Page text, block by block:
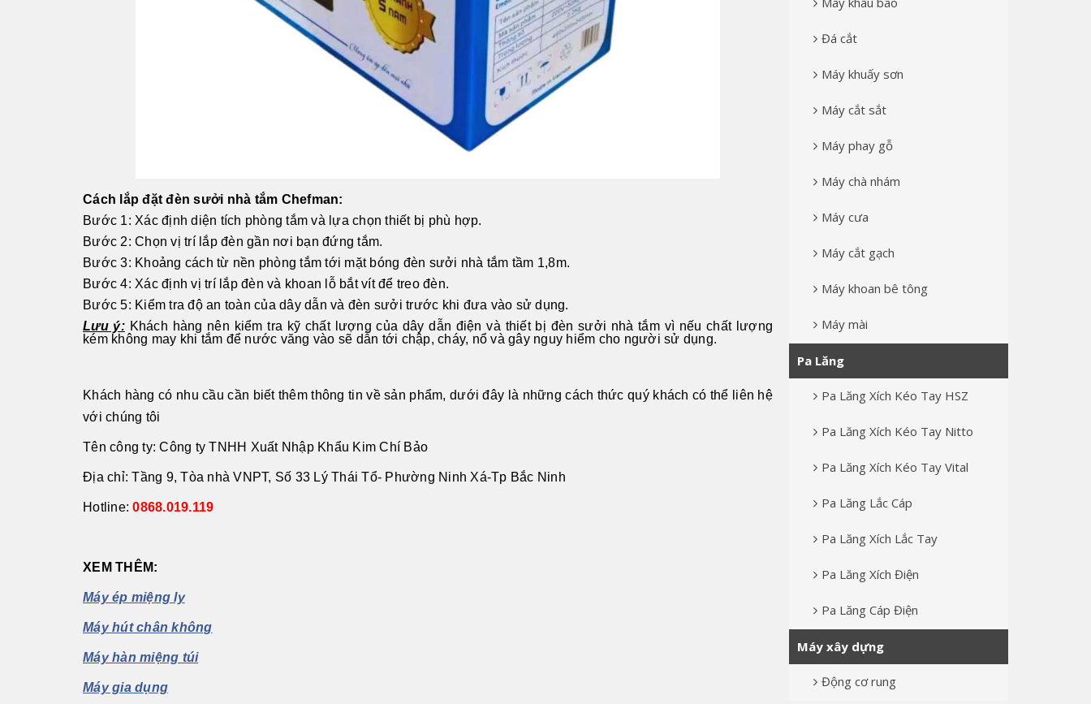
Cách lắp đặt đèn sưởi nhà tắm Chefman:
Bước 1: Xác định diện tích phòng tắm và lựa chọn thiết bị phù hợp.
Bước 2: Chọn vị trí lắp đèn gần nơi bạn đứng tắm.
Bước 3: Khoảng cách từ nền phòng tắm tới mặt bóng đèn sưởi nhà tắm tầm 1,8m.
Bước 4: Xác định vị trí lắp đèn và khoan lỗ bắt vít để treo đèn.
Bước 5: Kiểm tra độ an toàn của dây dẫn và đèn sưởi trước khi đưa vào sử dụng.
Lưu ý:Khách hàng nên kiểm tra kỹ chất lượng của dây dẫn điện và thiết bị đèn sưởi nhà tắm vì nếu chất lượng
kém không may khi tắm để nước văng vào sẽ dẫn tới chập, cháy, nổ và gây nguy hiểm cho người sử dụng.
Khách hàng có nhu cầu cần biết thêm thông tin về sản phẩm, dưới đây là những cách thức quý khách có thể liên hệ
với chúng tôi
Tên công ty: Công ty TNHH Xuất Nhập Khẩu Kim Chí Bảo
Địa chỉ: Tầng 9, Tòa nhà VNPT, Số 33 Lý Thái Tổ- Phường Ninh Xá-Tp Bắc Ninh
Hotline:0868.019.119
XEM THÊM:
Máy ép miệng ly
Máy hút chân không
Máy hàn miệng túi
Máy gia dụng
Đá cắt
Máy khuấy sơn
Máy cắt sắt
Máy phay gỗ
Máy chà nhám
Máy cưa
Máy cắt gạch
Máy khoan bê tông
Máy mài
Pa Lăng
Pa Lăng Xích Kéo Tay HSZ
Pa Lăng Xích Kéo Tay Nitto
Pa Lăng Xích Kéo Tay Vital
Pa Lăng Lắc Cáp
Pa Lăng Xích Lắc Tay
Pa Lăng Xích Điện
Pa Lăng Cáp Điện
Máy xây dựng
Động cơ rung